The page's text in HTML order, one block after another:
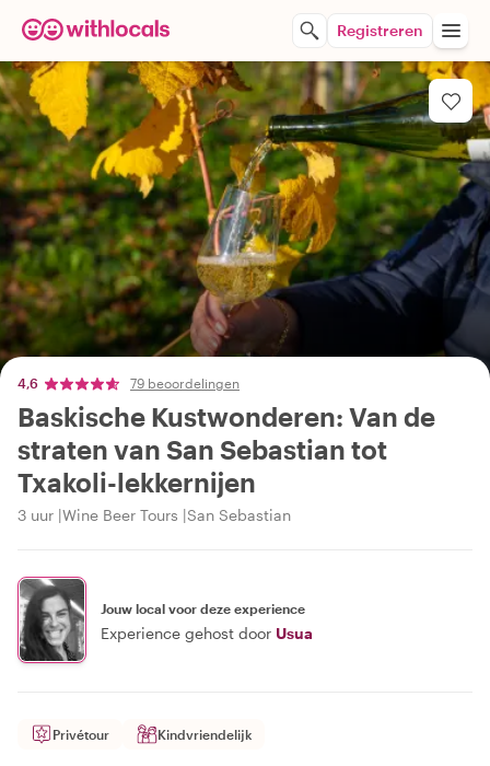
Registreren
4,6 79 beoordelingen
Baskische Kustwonderen: Van de
straten van San Sebastian tot
Txakoli-lekkernijen
3 uur Wine Beer Tours San Sebastian
Jouw local voor deze experience
Experience gehost door Usua
Privétour Kindvriendelijk